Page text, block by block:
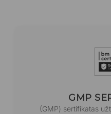
GMP
(GMP) sertifikatas